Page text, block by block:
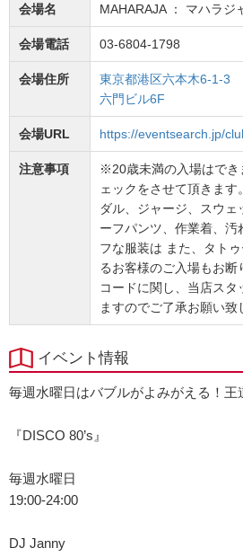
会場名 MAHARAJA ： マハラジ
会場電話 03-6804-1798
会場住所
東京都港区六本木6-1-3
六門ビル6F
会場URL https://eventsearch.jp/
注意事項
※20歳未満の入場はでき
ェックをさせて頂きま
ダル、ジャージ、スウ
ーフパンツ、作業着、汚
フな服装は また、タト
るお客様のご入場もお断
コードに関し、当店スタ
ますのでご了承お願い致
イベント情報
毎週水曜日はバブルがよみがえる！王
『DISCO 80’s』
毎週水曜日
19:00-24:00
DJ Janny